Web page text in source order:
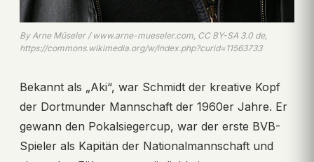
By Arne Müseler / www.arne-mueseler.com, CC BY-SA 3.0 de,
https://commons.wikimedia.org/w/index.php?curid=11563733
Bekannt als „Aki“, war Schmidt der kreative Kopf
der Dortmunder Mannschaft der 1960er Jahre. Er
gewann den Pokalsiegercup, war der erste BVB-
Spieler als Kapitän der Nationalmannschaft und